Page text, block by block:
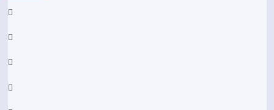
Facebook
YouTube
Telegram
Instagram